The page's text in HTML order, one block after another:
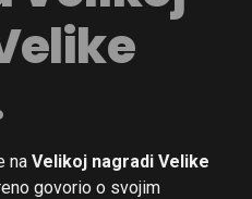
na Velikoj nagradi Velike
govorio o svojim